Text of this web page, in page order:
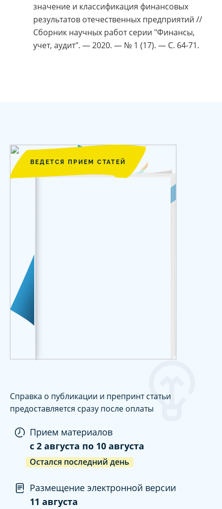
значение и классификация финансовых
результатов отечественных предприятий //
Сборник научных работ серии "Финансы,
учет, аудит". — 2020. — № 1 (17). — С. 64-71.
ВЕДЕТСЯ ПРИЕМ СТАТЕЙ
Справка о публикации и препринт статьи
предоставляется сразу после оплаты
Прием материалов
c 2 августа по 10 августа
Остался последний день
Размещение электронной версии
11 августа